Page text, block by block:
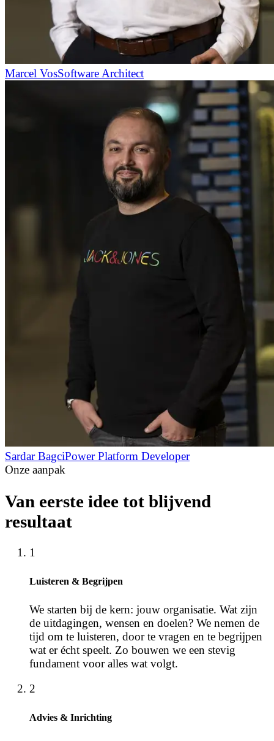
Marcel VosSoftware Architect
Sardar BagciPower Platform Developer
Onze aanpak
Van eerste idee tot blijvend
resultaat
1
Luisteren & Begrijpen
We starten bij de kern: jouw organisatie. Wat zijn
de uitdagingen, wensen en doelen? We nemen de
tijd om te luisteren, door te vragen en te begrijpen
wat er écht speelt. Zo bouwen we een stevig
fundament voor alles wat volgt.
2
Advies & Inrichting